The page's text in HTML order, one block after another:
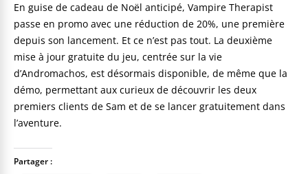
En guise de cadeau de Noël anticipé, Vampire Therapist
passe en promo avec une réduction de 20%, une première
depuis son lancement. Et ce n’est pas tout. La deuxième
mise à jour gratuite du jeu, centrée sur la vie
d’Andromachos, est désormais disponible, de même que la
démo, permettant aux curieux de découvrir les deux
premiers clients de Sam et de se lancer gratuitement dans
l’aventure.
Partager :